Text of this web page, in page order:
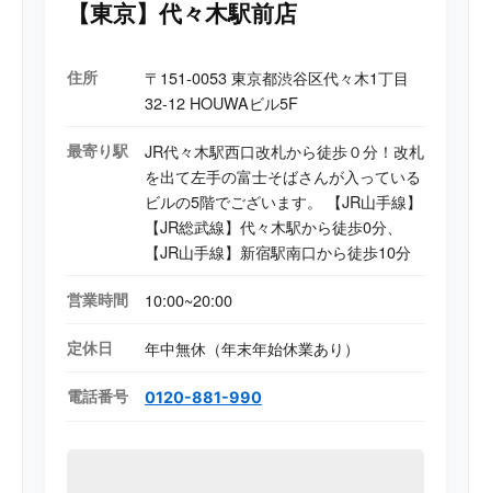
【東京】代々木駅前店
住所
〒151-0053 東京都渋谷区代々木1丁目
32-12 HOUWAビル5F
最寄り駅
JR代々木駅西口改札から徒歩０分！改札
を出て左手の富士そばさんが入っている
ビルの5階でございます。 【JR山手線】
【JR総武線】代々木駅から徒歩0分、
【JR山手線】新宿駅南口から徒歩10分
営業時間 10:00~20:00
定休日 年中無休（年末年始休業あり）
電話番号 0120-881-990